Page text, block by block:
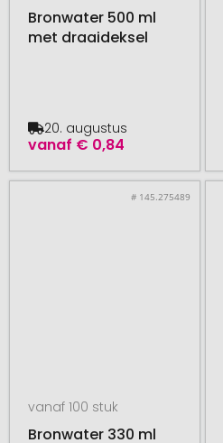
Bronwater 500 ml
met draaideksel
vanaf € 0,84
20. augustus
# 145.275489
vanaf 100 stuk
Bronwater 330 ml